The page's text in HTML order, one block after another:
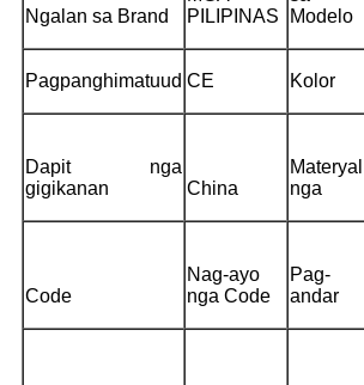
Ngalan sa Brand
PILIPINAS
Modelo
Pagpanghimatuud CE Kolor
Dapit nga
gigikanan
China
Materyal
nga
Code
Nag-ayo
nga Code
Pag-
andar